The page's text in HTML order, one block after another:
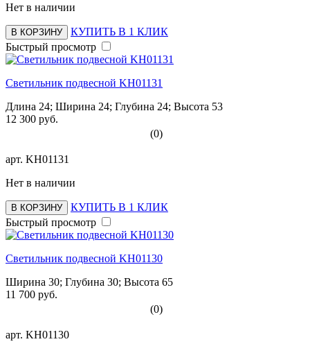
Нет в наличии
В КОРЗИНУ
КУПИТЬ В 1 КЛИК
Быстрый просмотр
Светильник подвесной KH01131
Длина 24; Ширина 24; Глубина 24; Высота 53
12 300 руб.
(0)
арт. KH01131
Нет в наличии
В КОРЗИНУ
КУПИТЬ В 1 КЛИК
Быстрый просмотр
Светильник подвесной KH01130
Ширина 30; Глубина 30; Высота 65
11 700 руб.
(0)
арт. KH01130